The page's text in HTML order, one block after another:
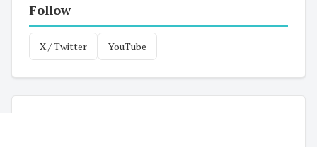
Follow
X / Twitter YouTube